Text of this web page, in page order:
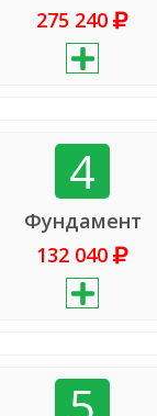
275 240
4
Фундамент
132 040